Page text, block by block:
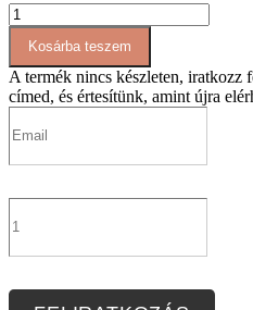
AT068
Ingruha/tunika
mennyiség
Kosárba teszem
A termék nincs készleten, iratkozz
címed, és értesítünk, amint újra